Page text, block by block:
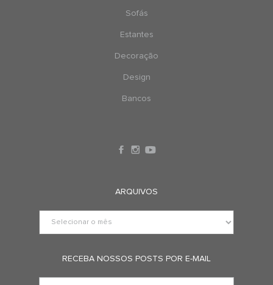
Sofás
Estantes
Decoração
Design
Bancos
ARQUIVOS
RECEBA NOSSOS POSTS POR E-MAIL